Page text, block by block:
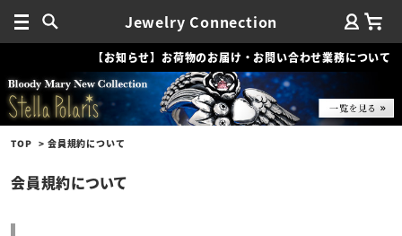
Jewelry Connection
【お知らせ】お荷物のお届け・お問い合わせ業務について
TOP 会員規約について
会員規約について